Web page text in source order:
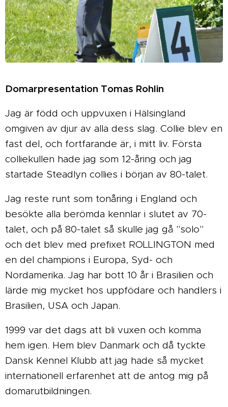
Domarpresentation Tomas Rohlin
Jag är född och uppvuxen i Hälsingland
omgiven av djur av alla dess slag. Collie blev en
fast del, och fortfarande är, i mitt liv. Första
colliekullen hade jag som 12-åring och jag
startade Steadlyn collies i början av 80-talet.
Jag reste runt som tonåring i England och
besökte alla berömda kennlar i slutet av 70-
talet, och på 80-talet så skulle jag gå "solo"
och det blev med prefixet ROLLINGTON med
en del champions i Europa, Syd- och
Nordamerika. Jag har bott 10 år i Brasilien och
lärde mig mycket hos uppfödare och handlers i
Brasilien, USA och Japan.
1999 var det dags att bli vuxen och komma
hem igen. Hem blev Danmark och då tyckte
Dansk Kennel Klubb att jag hade så mycket
internationell erfarenhet att de antog mig på
domarutbildningen.